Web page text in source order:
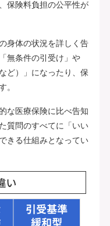
保険料負担の公平性が
身体の状況を詳しく告
無条件の引受け」や
ど）」になったり、保
。
な医療保険に比べ告知
質問のすべてに「いい
きる仕組みとなってい